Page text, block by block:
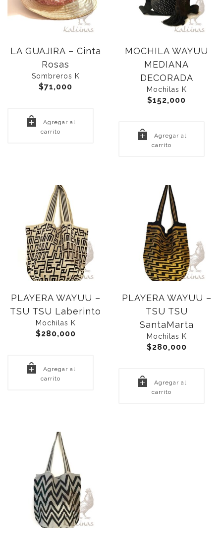
LA GUAJIRA – Cinta
Rosas
Sombreros K
$71,000
Agregar al
carrito
MOCHILA WAYUU
MEDIANA
DECORADA
Mochilas K
$152,000
Agregar al
carrito
PLAYERA WAYUU –
TSU TSU Laberinto
Mochilas K
$280,000
Agregar al
carrito
PLAYERA WAYUU –
TSU TSU
SantaMarta
Mochilas K
$280,000
Agregar al
carrito